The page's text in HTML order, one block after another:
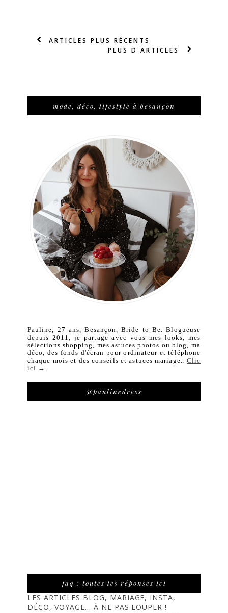
ARTICLES PLUS RÉCENTS
PLUS D'ARTICLES
mode, déco, lifestyle à besançon
Pauline, 27 ans, Besançon, Bride to Be. Blogueuse
depuis 2011, je partage avec vous mes looks, mes
sélections shopping, mes astuces photos ou blog, ma
déco, des fonds d'écran pour ordinateur et téléphone
chaque mois et des conseils et astuces mariage..Clic
ici →
@paulinedress
faq : toutes les réponses ici
LES ARTICLES BLOG, MARIAGE, INSTA,
DÉCO, VOYAGE... À NE PAS LOUPER !